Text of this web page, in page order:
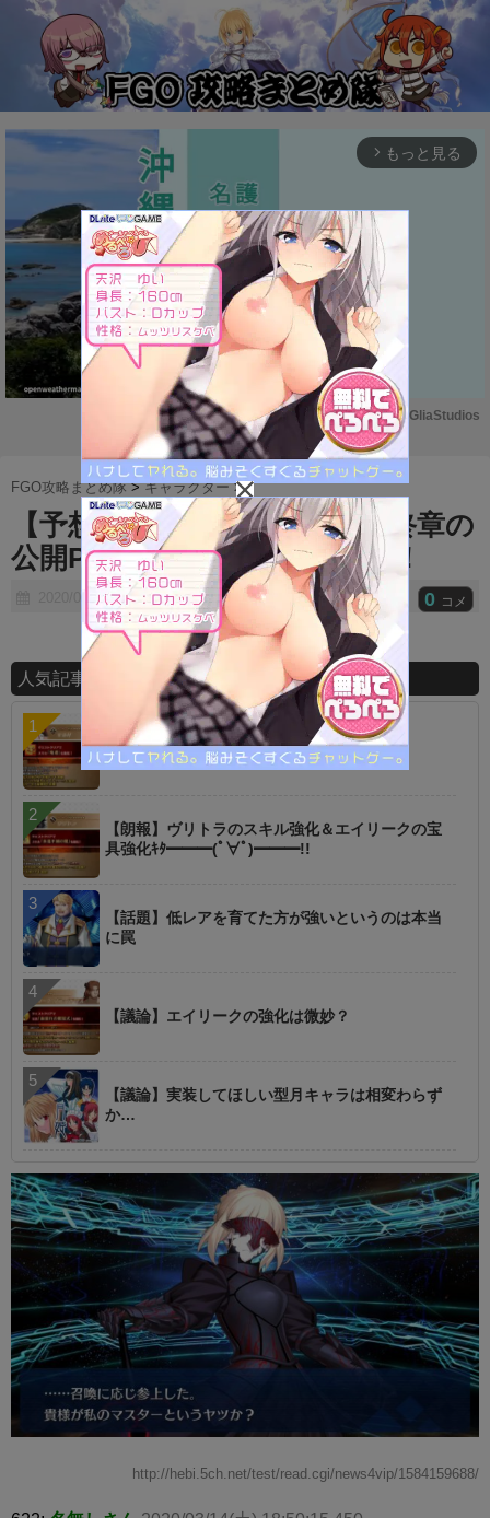
arrow_forward_ios もっと見る
M
u
t
e
Powered by GliaStudios
FGO攻略まとめ隊 >キャラクター >
【予想】ヘブンズフィール最終章の
公開PU鯖は誰だ？←村正！！！
2020/03/14 0 コメ
人気記事ランキング
【指摘】卑弥呼の強化はぶっ壊れじゃない？
【朗報】ヴリトラのスキル強化＆エイリークの宝
具強化ｷﾀ━━━(ﾟ∀ﾟ)━━━!!
【話題】低レアを育てた方が強いというのは本当
に罠
【議論】エイリークの強化は微妙？
【議論】実装してほしい型月キャラは相変わらず
か…
http://hebi.5ch.net/test/read.cgi/news4vip/1584159688/